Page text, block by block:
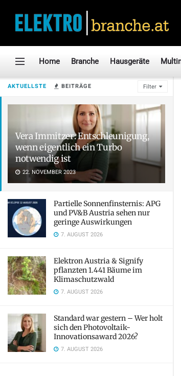
AKTUELLSTE BEITRÄGE Filter
Vera Immitzer: Entschleunigung,
wenn eigentlich ein Turbo
notwendig ist
22. NOVEMBER 2023
Partielle Sonnenfinsternis: APG
und PV&B Austria sehen nur
geringe Auswirkungen
7. AUGUST 2026
Elektron Austria & Signify
pflanzten 1.441 Bäume im
Klimaschutzwald
7. AUGUST 2026
Standard war gestern – Wer holt
sich den Photovoltaik-
Innovationsaward 2026?
7. AUGUST 2026
Home Branche Hausgeräte